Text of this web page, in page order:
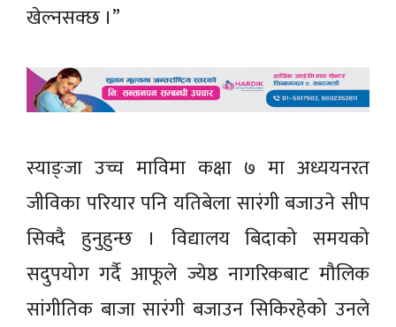
खेल्नसक्छ ।”
स्याङ्जा उच्च माविमा कक्षा ७ मा अध्ययनरत
जीविका परियार पनि यतिबेला सारंगी बजाउने सीप
सिक्दै हुनुहुन्छ । विद्यालय बिदाको समयको
सदुपयोग गर्दै आफूले ज्येष्ठ नागरिकबाट मौलिक
सांगीतिक बाजा सारंगी बजाउन सिकिरहेको उनले